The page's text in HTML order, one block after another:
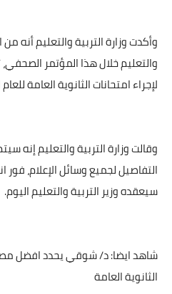
وأكدت وزارة التربية والتعليم أنه من
والتعليم خلال هذا المؤتمر
لإجراء امتحانات الثانوية العامة للعام
وقالت وزارة التربية والتعليم
التفاصيل لجميع وسائل الإعلام، فور
سيعقده وزير التربية والتعليم اليوم.
شاهد ايضا: د/ شوقي يحدد افضل
الثانوية العامة